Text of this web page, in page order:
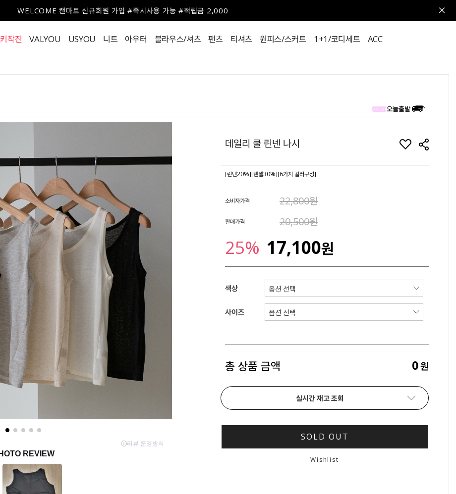
WELCOME 캔마트 신규회원 가입 #즉시사용 가능 #적립금 2,000
키작진 VALYOU USYOU 니트 아우터 블라우스/셔츠 팬츠 티셔츠 원피스/스커트 1+1/코디세트 ACC
데일리 쿨 린넨 나시
[린넨20%][텐셀30%][6가지 컬러구성]
소비자가격 22,800원
판매가격 20,500원
25% 17,100원
색상
사이즈
총 상품 금액 0원
실시간 재고 조회
SOLD OUT
Wishlist